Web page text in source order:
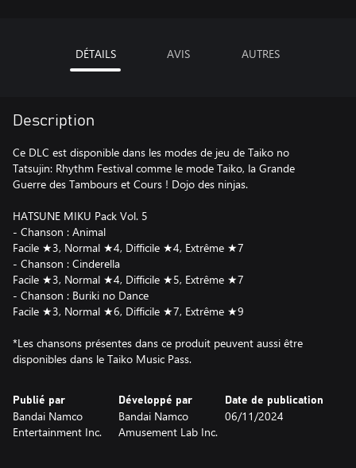
DÉTAILS AVIS AUTRES
Description
Ce DLC est disponible dans les modes de jeu de Taiko no
Tatsujin: Rhythm Festival comme le mode Taiko, la Grande
Guerre des Tambours et Cours ! Dojo des ninjas.
HATSUNE MIKU Pack Vol. 5
- Chanson : Animal
Facile ★3, Normal ★4, Difficile ★4, Extrême ★7
- Chanson : Cinderella
Facile ★3, Normal ★4, Difficile ★5, Extrême ★7
- Chanson : Buriki no Dance
Facile ★3, Normal ★6, Difficile ★7, Extrême ★9
*Les chansons présentes dans ce produit peuvent aussi être
disponibles dans le Taiko Music Pass.
Publié par
Bandai Namco
Entertainment Inc.
Développé par
Bandai Namco
Amusement Lab Inc.
Date de publication
06/11/2024